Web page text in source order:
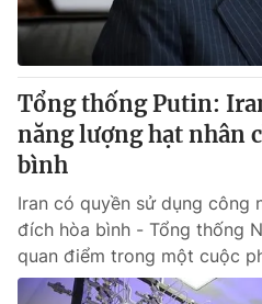
Cơ quan chủ quản:Đài Truyền
Cơ quan báo chí:
Thời báo VTV
Giấy phép hoạt động báo in và
cấp ngày 29/12/2023
Tổng Biên tập:Vũ Thanh Thủy
Phó Tổng Biên tập:
Nguyễn Trọng Ninh
Tổng đài VTV:024.38 355 931 -
Ðiện thoại Thời báo VTV: 024.66
Email:toasoan@vtv.vn
Tổng thống Putin:
năng lượng hạt nhân
bình
Iran có quyền sử dụng công
đích hòa bình - Tổng thống
quan điểm trong một cuộc